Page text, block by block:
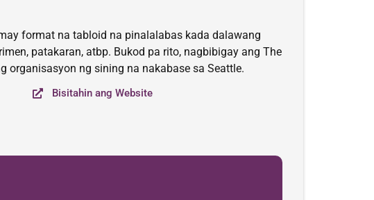
format na tabloid na pinalalabas kada dalawang
patakaran, atbp. Bukod pa rito, nagbibigay ang The
organisasyon ng sining na nakabase sa Seattle.
Bisitahin ang Website